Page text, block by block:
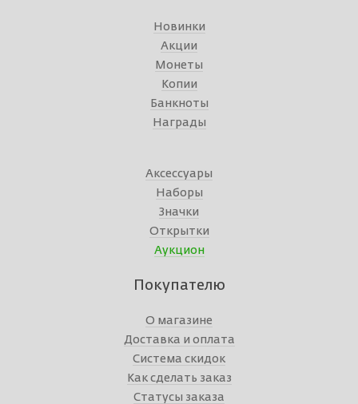
Новинки
Акции
Монеты
Копии
Банкноты
Награды
Аксессуары
Наборы
Значки
Открытки
Аукцион
Покупателю
О магазине
Доставка и оплата
Система скидок
Как сделать заказ
Статусы заказа